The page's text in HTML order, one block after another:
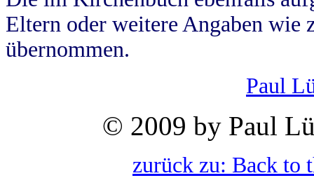
Eltern oder weitere Angaben wie
übernommen.
Paul
© 2009 by Paul
zurück zu: Back to